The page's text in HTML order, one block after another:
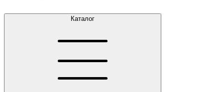
Каталог